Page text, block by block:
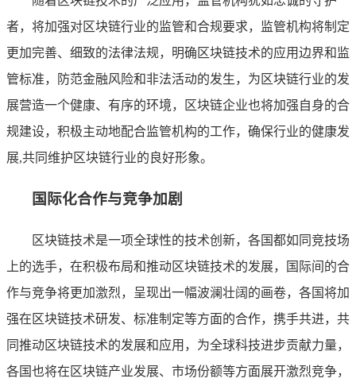
者，将加强对区块链行业的监管和合规要求，监管机构将制定
更加完善、细致的法律法规，明确区块链技术的应用边界和监
管标准，防范金融风险和非法活动的发生，为区块链行业的发
展营造一个健康、有序的环境，区块链企业也将加强自身的合
规建设，积极主动地配合监管机构的工作，确保行业的健康发
展,共同维护区块链行业的良好形象。
国际化合作与竞争加剧
区块链技术是一项全球性的技术创新，各国都如同竞技场
上的选手，在积极布局和推动区块链技术的发展，国际间的合
作与竞争将更加激烈，呈现出一幅波澜壮阔的画卷，各国将加
强在区块链技术研发、标准制定等方面的合作，携手共进，共
同推动区块链技术的发展和应用，为全球科技进步贡献力量，
各国也将在区块链产业发展、市场份额等方面展开激烈竞争，